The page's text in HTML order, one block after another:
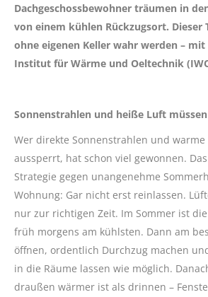
Dachgeschossbewohner träumen in
von einem kühlen Rückzugsort. Dieser
ohne eigenen Keller wahr werden – mit
Institut für Wärme und Oeltechnik
Sonnenstrahlen und heiße Luft
Wer direkte Sonnenstrahlen und
aussperrt, hat schon viel gewonnen.
Strategie gegen unangenehme
Wohnung: Gar nicht erst reinlassen.
nur zur richtigen Zeit. Im Sommer ist
früh morgens am kühlsten. Dann am
öffnen, ordentlich Durchzug machen
in die Räume lassen wie möglich.
draußen wärmer ist als drinnen –